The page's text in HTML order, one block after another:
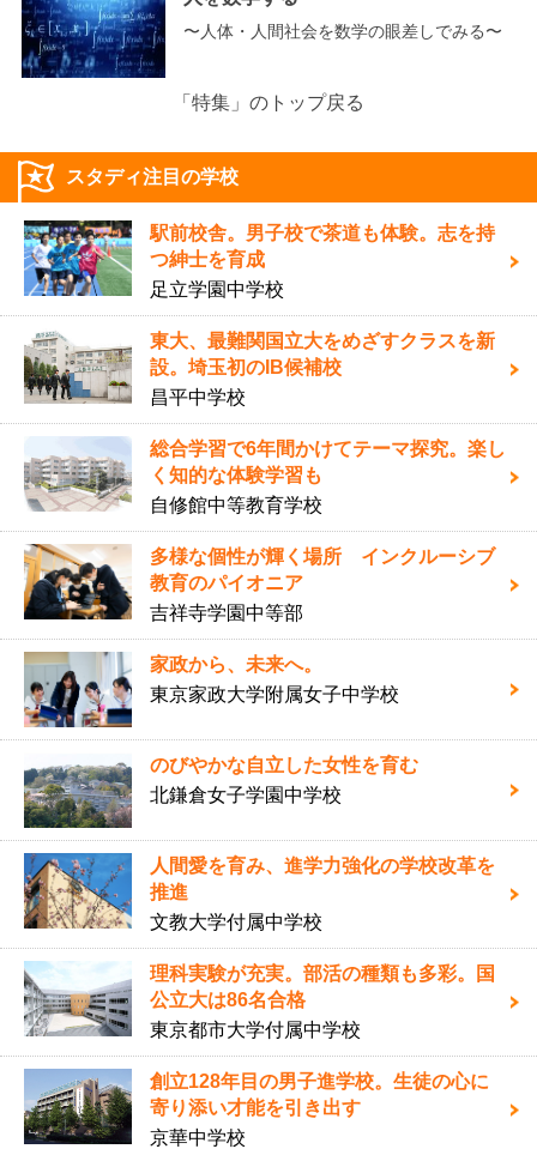
〜人体・人間社会を数学の眼差しでみる〜
「特集」のトップ戻る
スタディ注目の学校
駅前校舎。男子校で茶道も体験。志を持
つ紳士を育成
足立学園中学校
東大、最難関国立大をめざすクラスを新
設。埼玉初のIB候補校
昌平中学校
総合学習で6年間かけてテーマ探究。楽し
く知的な体験学習も
自修館中等教育学校
多様な個性が輝く場所 インクルーシブ
教育のパイオニア
吉祥寺学園中等部
家政から、未来へ。
東京家政大学附属女子中学校
のびやかな自立した女性を育む
北鎌倉女子学園中学校
人間愛を育み、進学力強化の学校改革を
推進
文教大学付属中学校
理科実験が充実。部活の種類も多彩。国
公立大は86名合格
東京都市大学付属中学校
創立128年目の男子進学校。生徒の心に
寄り添い才能を引き出す
京華中学校